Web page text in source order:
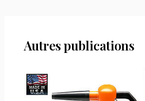
Autres publications